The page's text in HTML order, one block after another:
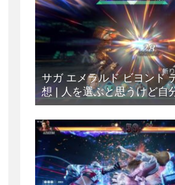
サガ エメラルド ビヨンド
想 | 人を選ぶと思うけど自
ました